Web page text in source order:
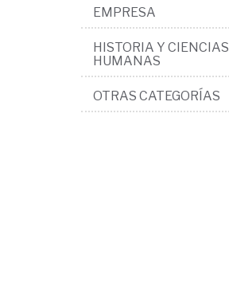
EMPRESA
HISTORIA Y CIENCIAS
HUMANAS
OTRAS CATEGORÍAS